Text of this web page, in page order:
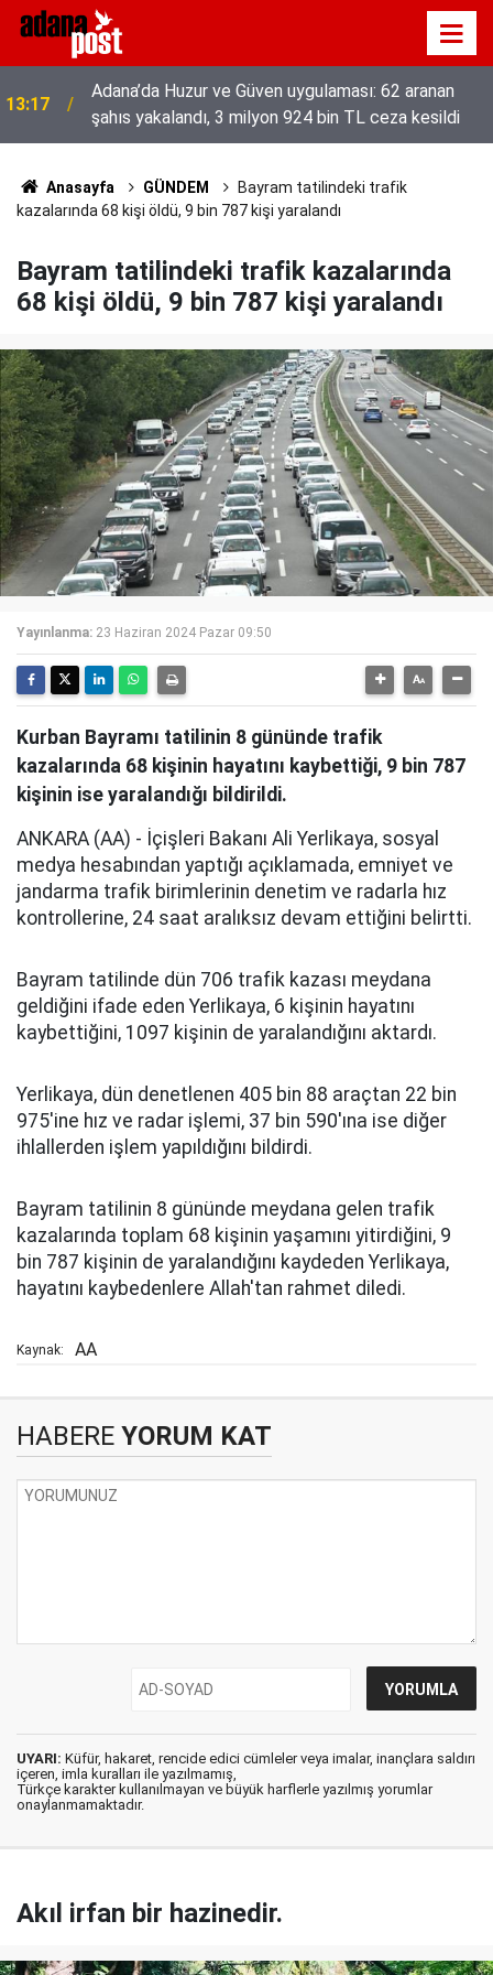
13:17
Adana’da Huzur ve Güven uygulaması: 62 aranan
şahıs yakalandı, 3 milyon 924 bin TL ceza kesildi
13:01
52 yıldır el emeğiyle üretiyor, mesleğin yok
Anasayfa GÜNDEM
Bayram tatilindeki trafik
kazalarında 68 kişi öldü, 9 bin 787 kişi yaralandı
Bayram tatilindeki trafik kazalarında
68 kişi öldü, 9 bin 787 kişi yaralandı
Yayınlanma: 23 Haziran 2024 Pazar 09:50
Kurban Bayramı tatilinin 8 gününde trafik
kazalarında 68 kişinin hayatını kaybettiği, 9 bin 787
kişinin ise yaralandığı bildirildi.
ANKARA (AA) - İçişleri Bakanı Ali Yerlikaya, sosyal
medya hesabından yaptığı açıklamada, emniyet ve
jandarma trafik birimlerinin denetim ve radarla hız
kontrollerine, 24 saat aralıksız devam ettiğini belirtti.
Bayram tatilinde dün 706 trafik kazası meydana
geldiğini ifade eden Yerlikaya, 6 kişinin hayatını
kaybettiğini, 1097 kişinin de yaralandığını aktardı.
Yerlikaya, dün denetlenen 405 bin 88 araçtan 22 bin
975'ine hız ve radar işlemi, 37 bin 590'ına ise diğer
ihlallerden işlem yapıldığını bildirdi.
Bayram tatilinin 8 gününde meydana gelen trafik
kazalarında toplam 68 kişinin yaşamını yitirdiğini, 9
bin 787 kişinin de yaralandığını kaydeden Yerlikaya,
hayatını kaybedenlere Allah'tan rahmet diledi.
Kaynak: AA
HABERE YORUM KAT
UYARI: Küfür, hakaret, rencide edici cümleler veya imalar, inançlara saldırı
içeren, imla kuralları ile yazılmamış,
Türkçe karakter kullanılmayan ve büyük harflerle yazılmış yorumlar
onaylanmamaktadır.
Akıl irfan bir hazinedir.